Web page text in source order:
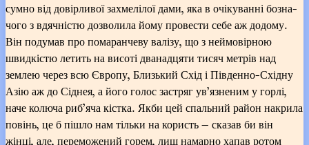
сумно від довірливої захмелілої дами, яка в очікуванні бозна-
чого з вдячністю дозволила йому провести себе аж додому.
Він подумав про помаранчеву валізу, що з неймовірною
швидкістю летить на висоті дванадцяти тисяч метрів над
землею через всю Європу, Близький Схід і Південно-Східну
Азію аж до Сіднея, а його голос застряг ув’язненим у горлі,
наче колюча риб’яча кістка. Якби цей спальний район накрила
повінь, це б пішло нам тільки на користь — сказав би він
жінці, але, переможений горем, лиш намарно хапав ротом